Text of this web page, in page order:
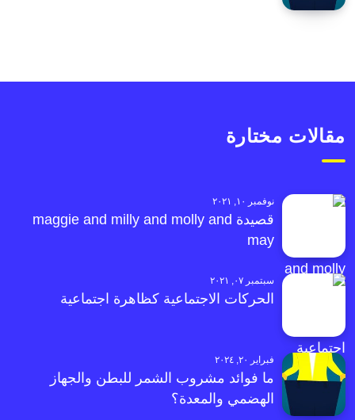
مقالات مختارة
نوفمبر ١٠, ٢٠٢١
قصيدة maggie and milly and molly and
may
سبتمبر ٠٧, ٢٠٢١
الحركات الاجتماعية كظاهرة اجتماعية
فبراير ٢٠, ٢٠٢٤
ما فوائد مشروب الشمر للبطن والجهاز
الهضمي والمعدة؟